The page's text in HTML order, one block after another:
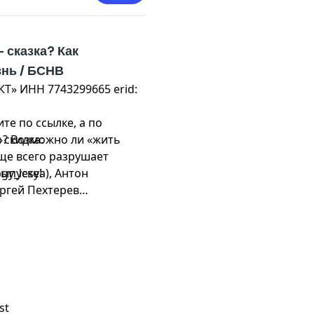
пользу она
(@tsarenko__olga)
Как
/ БСНВ
ИНН 7743299665 erid:
по ссылке, а по
Возможно ли «жить
всего разрушает
Антон
Пехтерев